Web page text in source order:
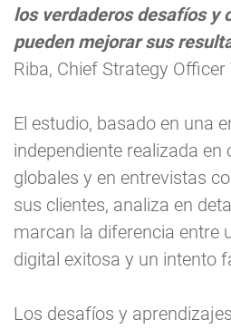
los verdaderos desafíos y
pueden mejorar sus
Riba, Chief Strategy
El estudio, basado en una
independiente realizada en
globales y en entrevistas
sus clientes, analiza en
marcan la diferencia entre
digital exitosa y un intento
Los desafíos y